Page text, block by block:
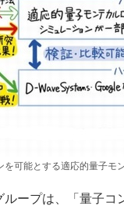
可能とする適応的量子モ
ープは、「量子コ